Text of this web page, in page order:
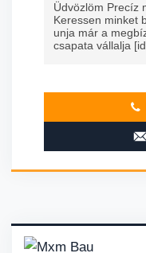
Üdvözlöm Precíz
Keressen minket
unja már a
csapata vállalja